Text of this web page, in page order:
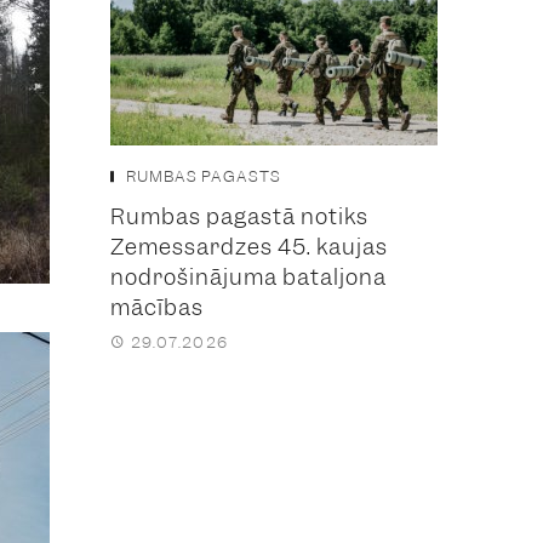
RUMBAS PAGASTS
Rumbas pagastā notiks
Zemessardzes 45. kaujas
nodrošinājuma bataljona
mācības
29.07.2026